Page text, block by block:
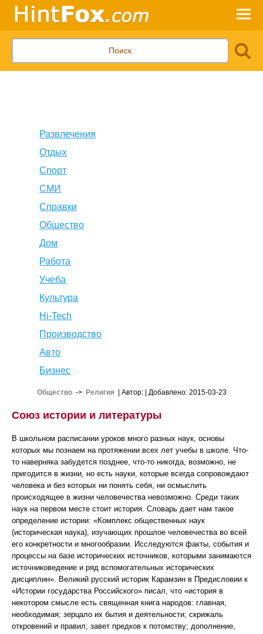
Развлечения
Отдых
Спорт
СМИ
Справки
Общество
Дом
Работа
Учеба
Культура
Hi-Tech
Производство
Авто
Бизнес
Общество-> Религия | Автор: | Добавлено: 2015-03-23
Союз истории и литературы
В школьном расписании уроков много разных наук, основы
которых мы познаем на протяжении всех лет учебы в школе. Что-
то наверняка забудется позднее, что-то никогда, возможно, не
пригодится в жизни, но есть науки, которые всегда сопровождают
человека и без которых ни понять себя, ни осмыслить
происходящее в жизни человечества невозможно. Среди таких
наук на первом месте стоит история. Словарь дает нам такое
определение истории: «Комплекс общественных наук
(историческая наука), изучающих прошлое человечества во всей
его конкретности и многообразии. Исследуются факты, события и
процессы на базе исторических источников, которыми занимаются
источниковедение и ряд вспомогательных исторических
дисциплин». Великий русский историк Карамзин в Предисловии к
«Истории государства Российского» писал, что «история в
некотором смысле есть священная книга народов: главная,
необходимая; зерцало их бытия и деятельности; скрижаль
откровений и правил; завет предков к потомству; дополнение,